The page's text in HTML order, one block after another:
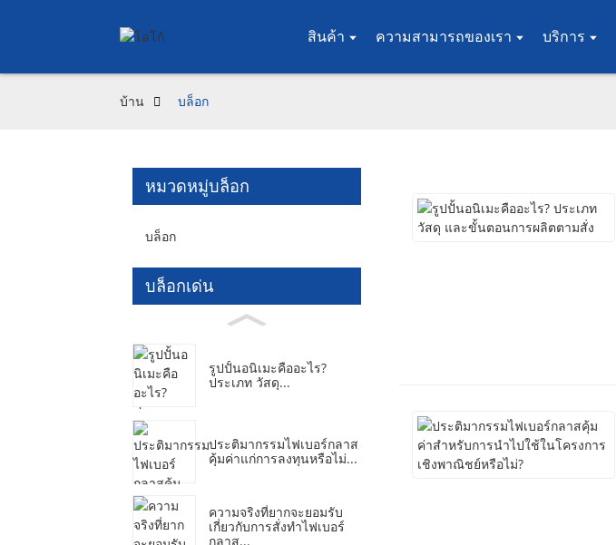
สินค้า ความสามารถของเรา บริการ
บ้าน บล็อก
หมวดหมู่บล็อก
บล็อก
บล็อกเด่น
รูปปั้นอนิเมะคืออะไร?
ประเภท วัสดุ...
ประติมากรรมไฟเบอร์กลาส
คุ้มค่าแก่การลงทุนหรือไม่...
ความจริงที่ยากจะยอมรับ
เกี่ยวกับการสั่งทำไฟเบอร์
กลาส...